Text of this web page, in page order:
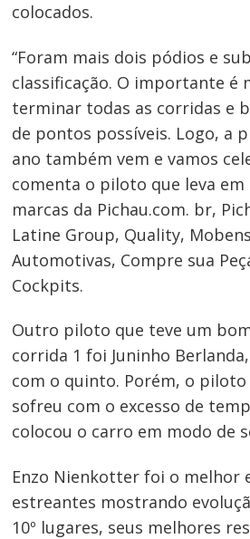
colocados.
“Foram mais dois pódios e
classificação. O importante é
terminar todas as corridas e
de pontos possíveis. Logo, a
ano também vem e vamos
comenta o piloto que leva em
marcas da Pichau.com. br,
Latine Group, Quality,
Automotivas, Compre sua
Cockpits.
Outro piloto que teve um
corrida 1 foi Juninho
com o quinto. Porém, o
sofreu com o excesso de
colocou o carro em modo de
Enzo Nienkotter foi o melhor
estreantes mostrando
10º lugares, seus melhores
Navegação
de
Post